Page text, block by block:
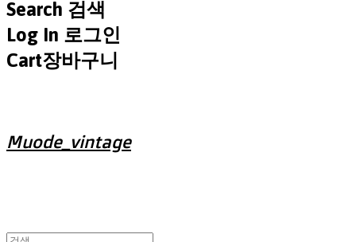
Search 검색
Log In 로그인
Cart장바구니
Muode_vintage